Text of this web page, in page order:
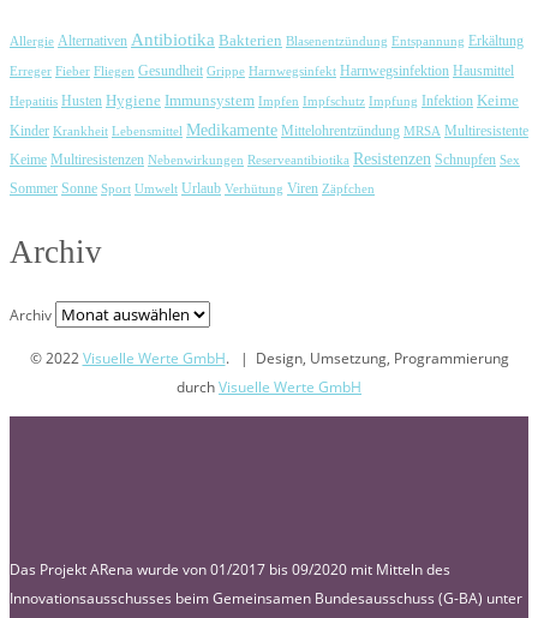
Allergie Alternativen Antibiotika Bakterien Blasenentzündung Entspannung Erkältung
Erreger Fieber Fliegen Gesundheit Grippe Harnwegsinfekt Harnwegsinfektion Hausmittel
Hepatitis Husten Hygiene Immunsystem Impfen Impfschutz Impfung Infektion Keime
Kinder Krankheit Lebensmittel Medikamente Mittelohrentzündung MRSA Multiresistente
Keime Multiresistenzen Nebenwirkungen Reserveantibiotika Resistenzen Schnupfen Sex
Sommer Sonne Sport Umwelt Urlaub Verhütung Viren Zäpfchen
Archiv
Archiv
© 2022Visuelle Werte GmbH. | Design, Umsetzung, Programmierung
durchVisuelle Werte GmbH
Das Projekt ARena wurde von 01/2017 bis 09/2020 mit Mitteln des
Innovationsausschusses beim Gemeinsamen Bundesausschuss (G-BA) unter